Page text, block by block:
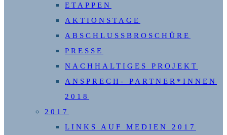
ETAPPEN
AKTIONSTAGE
ABSCHLUSSBROSCHÜRE
PRESSE
NACHHALTIGES PROJEKT
ANSPRECH- PARTNER*INNEN
2018
2017
LINKS AUF MEDIEN 2017